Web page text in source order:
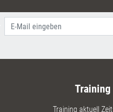
Training
Training aktuell